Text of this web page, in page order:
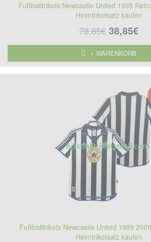
Fußballtrikots Newcastle United 1995
Heimtrikotsatz kaufen
78,85€ 38,85€
+ WARENKORB
Fußballtrikots Newcastle United 1999
Heimtrikotsatz kaufen